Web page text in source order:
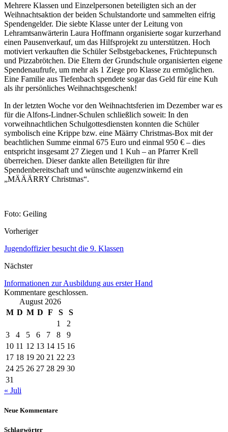
Mehrere Klassen und Einzelpersonen beteiligten sich an der
Weihnachtsaktion der beiden Schulstandorte und sammelten eifrig
Spendengelder. Die siebte Klasse unter der Leitung von
Lehramtsanwärterin Laura Hoffmann organisierte sogar kurzerhand
einen Pausenverkauf, um das Hilfsprojekt zu unterstützen. Hoch
motiviert verkauften die Schüler Selbstgebackenes, Früchtepunsch
und Pizzabrötchen. Die Eltern der Grundschule organisierten eigene
Spendenaufrufe, um mehr als 1 Ziege pro Klasse zu ermöglichen.
Eine Familie aus Tiefenbach spendete sogar das Geld für eine Kuh
als ihr persönliches Weihnachtsgeschenk!
In der letzten Woche vor den Weihnachtsferien im Dezember war es
für die Alfons-Lindner-Schulen schließlich soweit: In den
vorweihnachtlichen Schulgottesdiensten konnten die Schüler
symbolisch eine Krippe bzw. eine Määrry Christmas-Box mit der
beachtlichen Summe einmal 675 Euro und einmal 950 € – dies
entspricht insgesamt 27 Ziegen und 1 Kuh – an Pfarrer Krell
überreichen. Dieser dankte allen Beteiligten für ihre
Spendenbereitschaft und wünschte augenzwinkernd ein
„MÄÄÄRRY Christmas“.
Foto: Geiling
Vorheriger
Jugendoffizier besucht die 9. Klassen
Nächster
Informationen zur Ausbildung aus erster Hand
Kommentare geschlossen.
August 2026
M D M D F S
S
1
2
3
4 5 6 7 8
9
10 11 12 13 14 15 16
17 18 19 20 21 22 23
24 25 26 27 28 29 30
31
« Juli
Neue Kommentare
Schlagwörter